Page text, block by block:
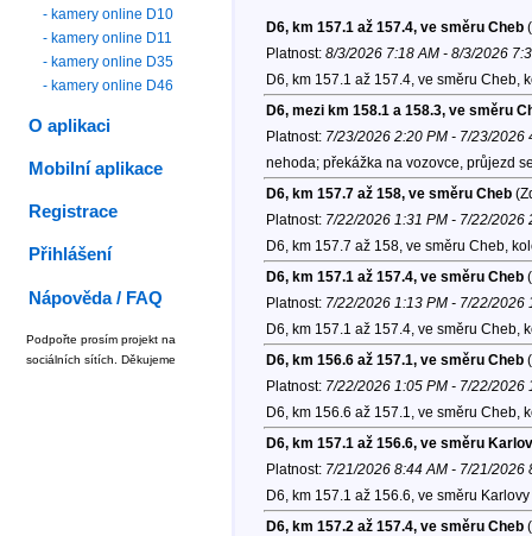
D6, km 157.1 až 157.4, ve směru Cheb
Platnost: 8/3/2026 7:18 AM - 8/3/2026
D6, km 157.1 až 157.4, ve směru Cheb,
D6, mezi km 158.1 a 158.3, ve směru
Platnost: 7/23/2026 2:20 PM - 7/23/2026
nehoda; překážka na vozovce, průjezd
D6, km 157.7 až 158, ve směru Cheb
Platnost: 7/22/2026 1:31 PM - 7/22/2026
D6, km 157.7 až 158, ve směru Cheb,
D6, km 157.1 až 157.4, ve směru Cheb
Platnost: 7/22/2026 1:13 PM - 7/22/2026
D6, km 157.1 až 157.4, ve směru Cheb,
D6, km 156.6 až 157.1, ve směru Cheb
Platnost: 7/22/2026 1:05 PM - 7/22/2026
D6, km 156.6 až 157.1, ve směru Cheb,
D6, km 157.1 až 156.6, ve směru
Platnost: 7/21/2026 8:44 AM - 7/21/2026
D6, km 157.1 až 156.6, ve směru
D6, km 157.2 až 157.4, ve směru Cheb
- kamery online D10
- kamery online D11
- kamery online D35
- kamery online D46
O aplikaci
Mobilní aplikace
Registrace
Přihlášení
Nápověda / FAQ
Podpořte prosím projekt na
sociálních sítích. Děkujeme